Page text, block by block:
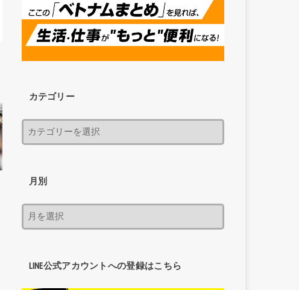
カテゴリー
月別
LINE公式アカウントへの登録はこちら